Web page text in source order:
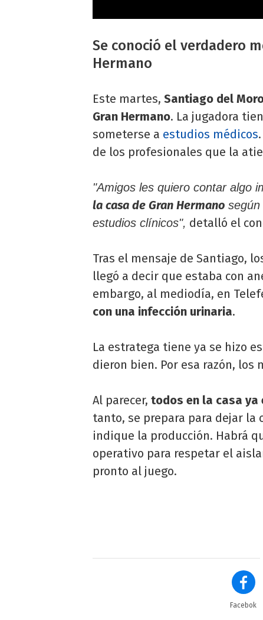
Se conoció el verdadero
Hermano
Este martes, Santiago del
Gran Hermano. La jugadora
someterse a estudios médicos
de los profesionales que la
"Amigos les quiero contar algo
la casa de Gran Hermano
estudios clínicos", detalló el
Tras el mensaje de Santiago,
llegó a decir que estaba con
embargo, al mediodía, en
con una infección urinaria.
La estratega tiene ya se hizo
dieron bien. Por esa razón, los
Al parecer, todos en la casa
tanto, se prepara para dejar la
indique la producción. Habrá
operativo para respetar el
pronto al juego.
Facebok